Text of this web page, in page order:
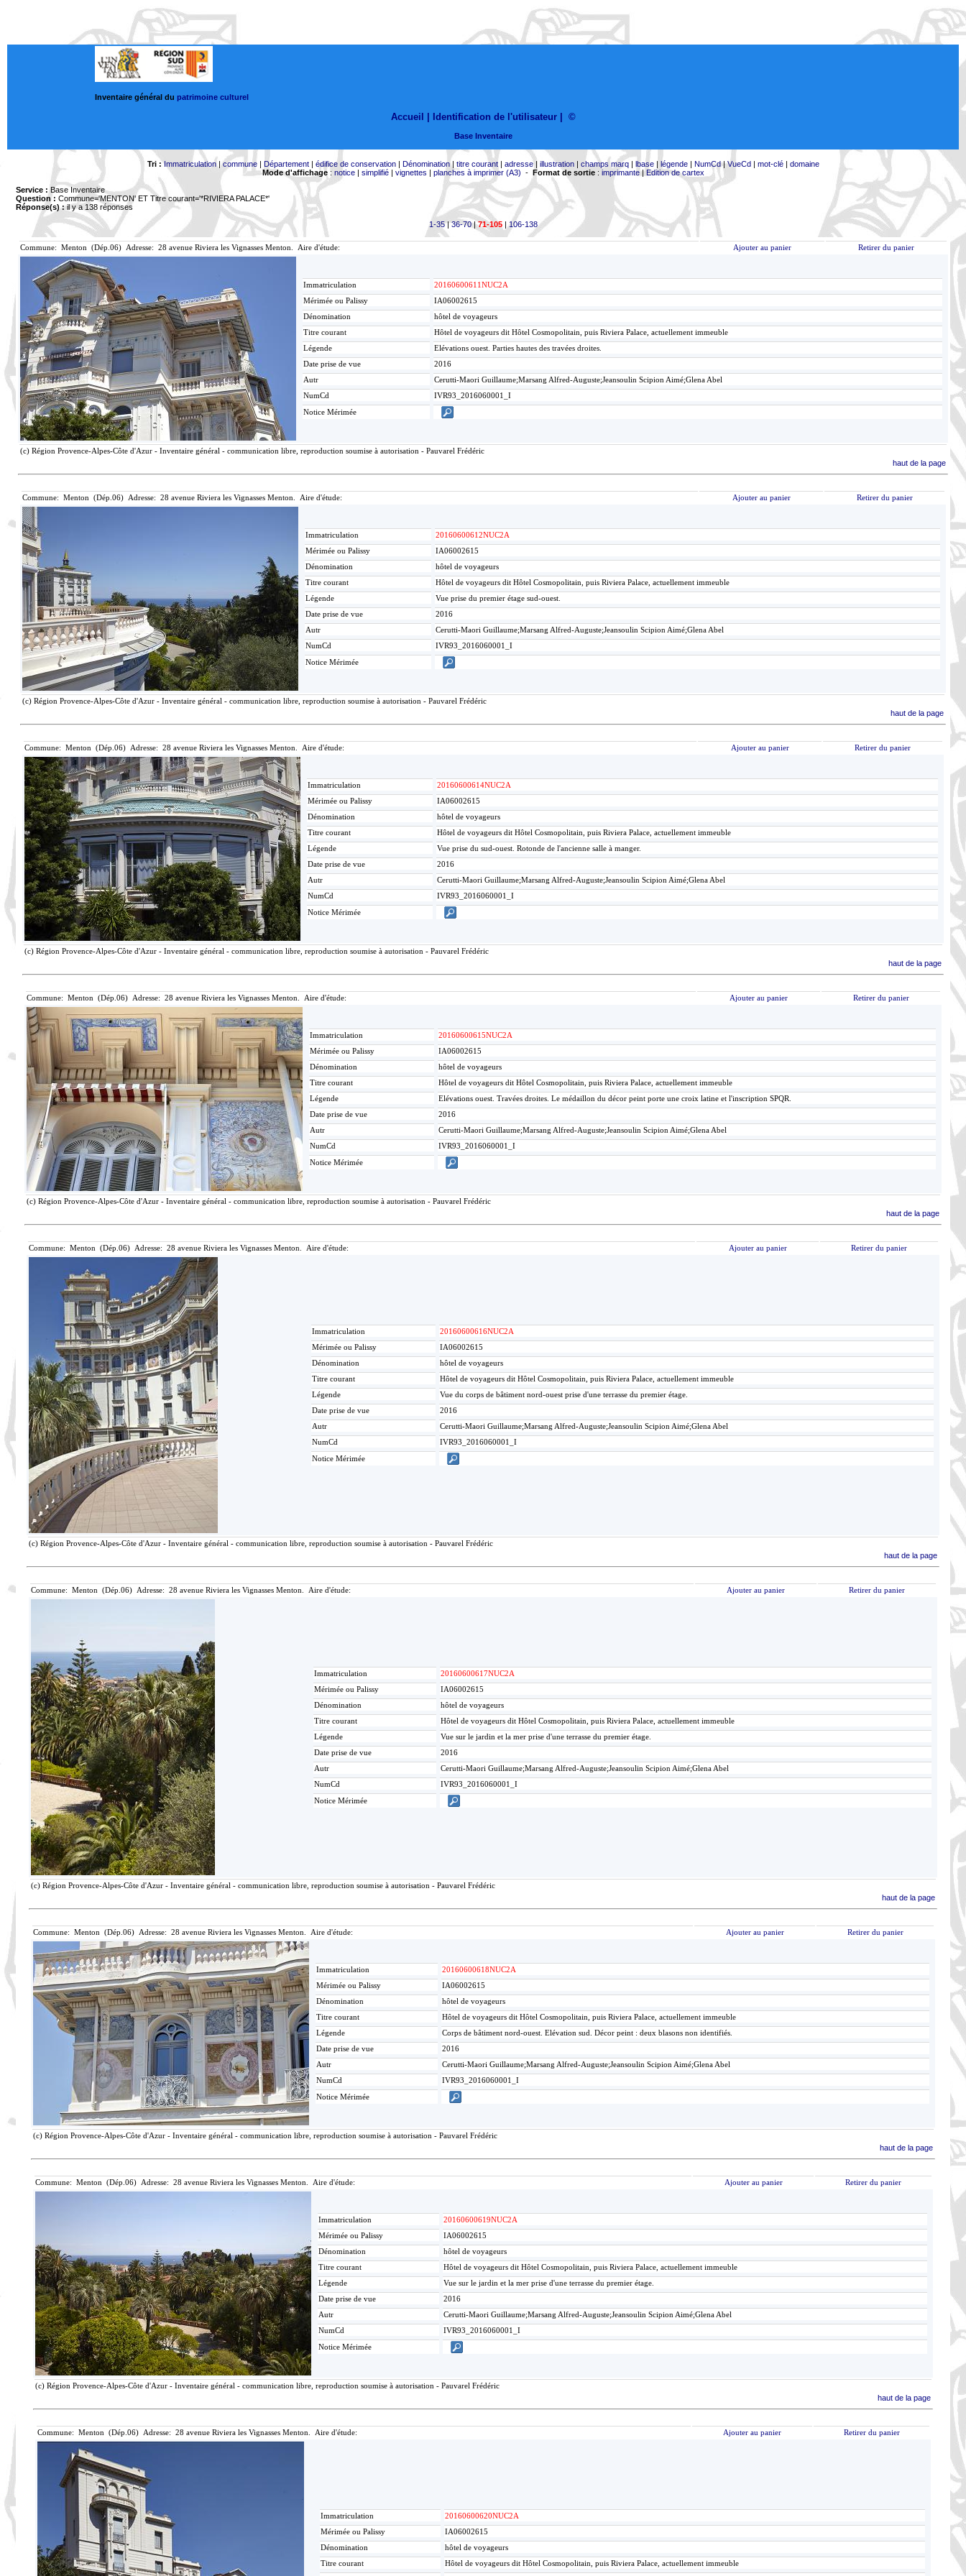
Inventaire général du patrimoine culturel
Accueil | Identification de l'utilisateur ©
Base Inventaire
Tri : Immatriculation|commune| Département| édifice de conservation| Dénomination| titre courant| adresse| illustration| champs marq| lbase| légende| NumCd|VueCd| mot-clé| domaine
Mode d'affichage: notice| simplifié| vignettes | planches à imprimer (A3) - Format de sortie: imprimante|Edition de cartex
Service : Base Inventaire
Question : Commune='MENTON' ET Titre courant='*RIVIERA PALACE*'
Réponse(s) :il y a 138 réponses
1-35|36-70|71-105| 106-138
Commune: Menton (Dép.06) Adresse: 28 avenue Riviera les Vignasses Menton. Aire d'étude: Ajouter au panier Retirer du panier
Immatriculation
20160600611NUC2A
Mérimée ou Palissy
IA06002615
Dénomination
hôtel de voyageurs
Titre courant
Hôtel de voyageurs dit Hôtel Cosmopolitain, puis Riviera Palace, actuellement immeuble
Légende
Elévations ouest. Parties hautes des travées droites.
Date prise de vue
2016
Autr
Cerutti-Maori Guillaume;Marsang Alfred-Auguste;Jeansoulin Scipion Aimé;Glena Abel
NumCd
IVR93_2016060001_I
Notice Mérimée
(c) Région Provence-Alpes-Côte d'Azur - Inventaire général - communication libre, reproduction soumise à autorisation - Pauvarel Frédéric
haut de la page
Commune: Menton (Dép.06) Adresse: 28 avenue Riviera les Vignasses Menton. Aire d'étude: Ajouter au panier Retirer du panier
Immatriculation
20160600612NUC2A
Mérimée ou Palissy
IA06002615
Dénomination
hôtel de voyageurs
Titre courant
Hôtel de voyageurs dit Hôtel Cosmopolitain, puis Riviera Palace, actuellement immeuble
Légende
Vue prise du premier étage sud-ouest.
Date prise de vue
2016
Autr
Cerutti-Maori Guillaume;Marsang Alfred-Auguste;Jeansoulin Scipion Aimé;Glena Abel
NumCd
IVR93_2016060001_I
Notice Mérimée
(c) Région Provence-Alpes-Côte d'Azur - Inventaire général - communication libre, reproduction soumise à autorisation - Pauvarel Frédéric
haut de la page
Commune: Menton (Dép.06) Adresse: 28 avenue Riviera les Vignasses Menton. Aire d'étude: Ajouter au panier Retirer du panier
Immatriculation
20160600614NUC2A
Mérimée ou Palissy
IA06002615
Dénomination
hôtel de voyageurs
Titre courant
Hôtel de voyageurs dit Hôtel Cosmopolitain, puis Riviera Palace, actuellement immeuble
Légende
Vue prise du sud-ouest. Rotonde de l'ancienne salle à manger.
Date prise de vue
2016
Autr
Cerutti-Maori Guillaume;Marsang Alfred-Auguste;Jeansoulin Scipion Aimé;Glena Abel
NumCd
IVR93_2016060001_I
Notice Mérimée
(c) Région Provence-Alpes-Côte d'Azur - Inventaire général - communication libre, reproduction soumise à autorisation - Pauvarel Frédéric
haut de la page
Commune: Menton (Dép.06) Adresse: 28 avenue Riviera les Vignasses Menton. Aire d'étude: Ajouter au panier Retirer du panier
Immatriculation
20160600615NUC2A
Mérimée ou Palissy
IA06002615
Dénomination
hôtel de voyageurs
Titre courant
Hôtel de voyageurs dit Hôtel Cosmopolitain, puis Riviera Palace, actuellement immeuble
Légende
Elévations ouest. Travées droites. Le médaillon du décor peint porte une croix latine et l'inscription SPQR.
Date prise de vue
2016
Autr
Cerutti-Maori Guillaume;Marsang Alfred-Auguste;Jeansoulin Scipion Aimé;Glena Abel
NumCd
IVR93_2016060001_I
Notice Mérimée
(c) Région Provence-Alpes-Côte d'Azur - Inventaire général - communication libre, reproduction soumise à autorisation - Pauvarel Frédéric
haut de la page
Commune: Menton (Dép.06) Adresse: 28 avenue Riviera les Vignasses Menton. Aire d'étude: Ajouter au panier Retirer du panier
Immatriculation
20160600616NUC2A
Mérimée ou Palissy
IA06002615
Dénomination
hôtel de voyageurs
Titre courant
Hôtel de voyageurs dit Hôtel Cosmopolitain, puis Riviera Palace, actuellement immeuble
Légende
Vue du corps de bâtiment nord-ouest prise d'une terrasse du premier étage.
Date prise de vue
2016
Autr
Cerutti-Maori Guillaume;Marsang Alfred-Auguste;Jeansoulin Scipion Aimé;Glena Abel
NumCd
IVR93_2016060001_I
Notice Mérimée
(c) Région Provence-Alpes-Côte d'Azur - Inventaire général - communication libre, reproduction soumise à autorisation - Pauvarel Frédéric
haut de la page
Commune: Menton (Dép.06) Adresse: 28 avenue Riviera les Vignasses Menton. Aire d'étude: Ajouter au panier Retirer du panier
Immatriculation
20160600617NUC2A
Mérimée ou Palissy
IA06002615
Dénomination
hôtel de voyageurs
Titre courant
Hôtel de voyageurs dit Hôtel Cosmopolitain, puis Riviera Palace, actuellement immeuble
Légende
Vue sur le jardin et la mer prise d'une terrasse du premier étage.
Date prise de vue
2016
Autr
Cerutti-Maori Guillaume;Marsang Alfred-Auguste;Jeansoulin Scipion Aimé;Glena Abel
NumCd
IVR93_2016060001_I
Notice Mérimée
(c) Région Provence-Alpes-Côte d'Azur - Inventaire général - communication libre, reproduction soumise à autorisation - Pauvarel Frédéric
haut de la page
Commune: Menton (Dép.06) Adresse: 28 avenue Riviera les Vignasses Menton. Aire d'étude: Ajouter au panier Retirer du panier
Immatriculation
20160600618NUC2A
Mérimée ou Palissy
IA06002615
Dénomination
hôtel de voyageurs
Titre courant
Hôtel de voyageurs dit Hôtel Cosmopolitain, puis Riviera Palace, actuellement immeuble
Légende
Corps de bâtiment nord-ouest. Elévation sud. Décor peint : deux blasons non identifiés.
Date prise de vue
2016
Autr
Cerutti-Maori Guillaume;Marsang Alfred-Auguste;Jeansoulin Scipion Aimé;Glena Abel
NumCd
IVR93_2016060001_I
Notice Mérimée
(c) Région Provence-Alpes-Côte d'Azur - Inventaire général - communication libre, reproduction soumise à autorisation - Pauvarel Frédéric
haut de la page
Commune: Menton (Dép.06) Adresse: 28 avenue Riviera les Vignasses Menton. Aire d'étude: Ajouter au panier Retirer du panier
Immatriculation
20160600619NUC2A
Mérimée ou Palissy
IA06002615
Dénomination
hôtel de voyageurs
Titre courant
Hôtel de voyageurs dit Hôtel Cosmopolitain, puis Riviera Palace, actuellement immeuble
Légende
Vue sur le jardin et la mer prise d'une terrasse du premier étage.
Date prise de vue
2016
Autr
Cerutti-Maori Guillaume;Marsang Alfred-Auguste;Jeansoulin Scipion Aimé;Glena Abel
NumCd
IVR93_2016060001_I
Notice Mérimée
(c) Région Provence-Alpes-Côte d'Azur - Inventaire général - communication libre, reproduction soumise à autorisation - Pauvarel Frédéric
haut de la page
Commune: Menton (Dép.06) Adresse: 28 avenue Riviera les Vignasses Menton. Aire d'étude: Ajouter au panier Retirer du panier
Immatriculation
20160600620NUC2A
Mérimée ou Palissy
IA06002615
Dénomination
hôtel de voyageurs
Titre courant
Hôtel de voyageurs dit Hôtel Cosmopolitain, puis Riviera Palace, actuellement immeuble